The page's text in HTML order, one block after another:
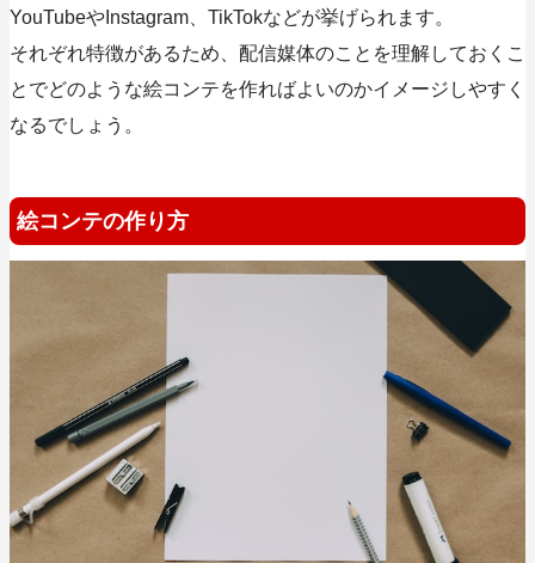
YouTubeやInstagram、TikTokなどが挙げられます。
それぞれ特徴があるため、配信媒体のことを理解しておくこ
とでどのような絵コンテを作ればよいのかイメージしやすく
なるでしょう 。
絵コンテの作り方